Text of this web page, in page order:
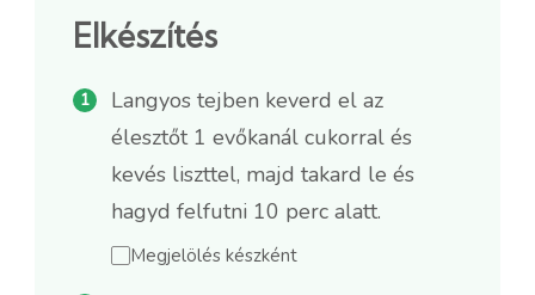
Elkészítés
Langyos tejben keverd el az
élesztőt 1 evőkanál cukorral és
kevés liszttel, majd takard le és
hagyd felfutni 10 perc alatt.
Megjelölés készként